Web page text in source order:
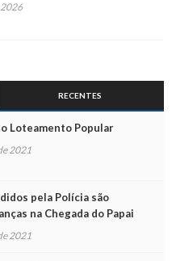
2026
RECENTES
Loteamento Popular
2021
pela Polícia são
na Chegada do Papai
2021